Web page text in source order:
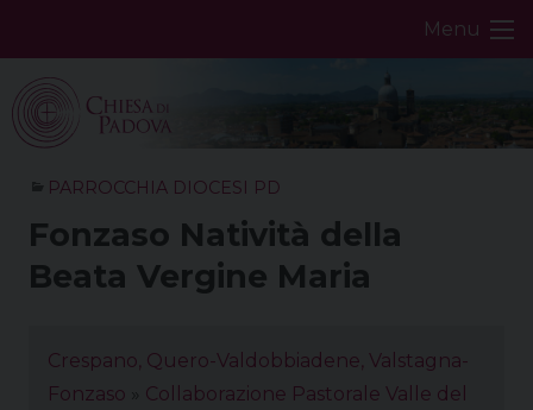
Menu
PARROCCHIA DIOCESI PD
Fonzaso Natività della
Beata Vergine Maria
Crespano, Quero-Valdobbiadene, Valstagna-
Fonzaso
Collaborazione Pastorale Valle del